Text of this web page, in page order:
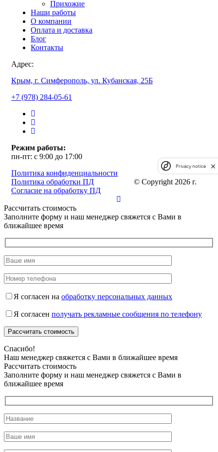
Прихожие
Наши работы
О компании
Оплата и доставка
Блог
Контакты
Адрес:
Крым, г. Симферополь, ул. Кубанская, 25Б
+7 (978) 284-05-61
Режим работы:
пн-пт: с 9:00 до 17:00
Политика конфиденциальности
Политика обработки ПД
Согласие на обработку ПД
© Copyright 2026 г.
Рассчитать стоимость
Заполните форму и наш менеджер свяжется с Вами в
ближайшее время
Я согласен на обработку персональных данных
Я согласен получать рекламные сообщения по телефону
Спасибо!
Наш менеджер свяжется с Вами в ближайшее время
Рассчитать стоимость
Заполните форму и наш менеджер свяжется с Вами в
ближайшее время
Privacy notice